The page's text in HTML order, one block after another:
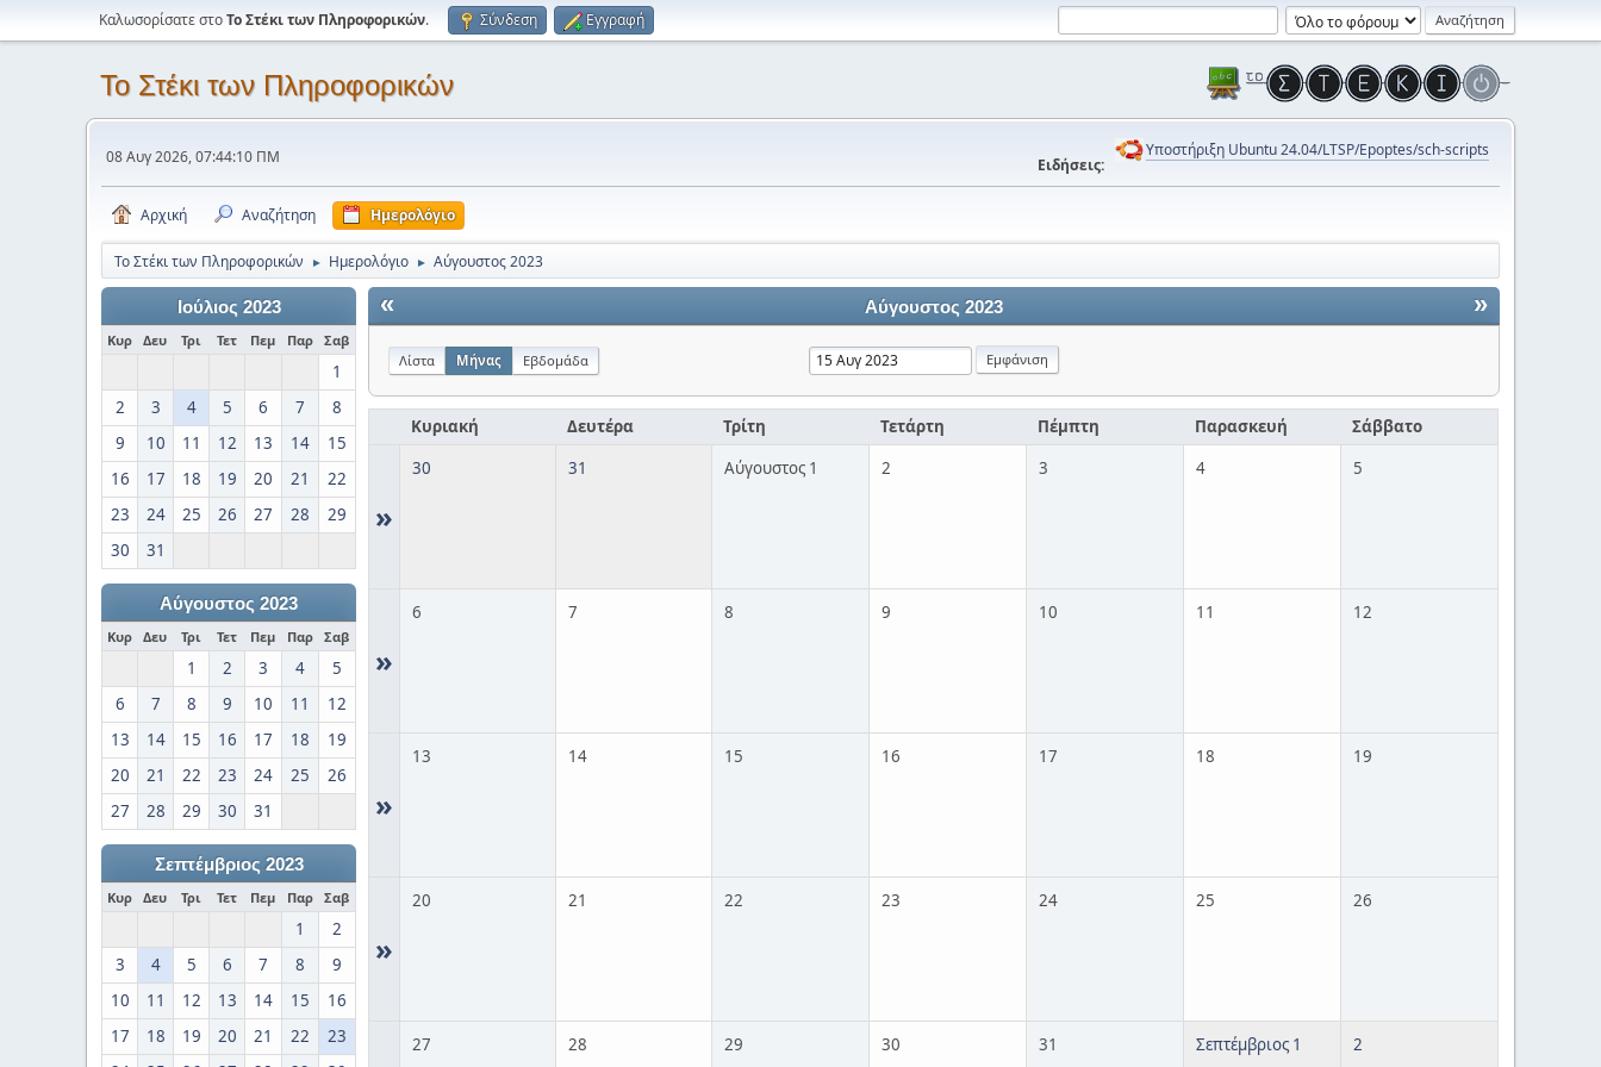
Καλωσορίσατε στοΤο Στέκι των Πληροφορικών. Σύνδεση Εγγραφή
Το Στέκι των Πληροφορικών
08 Αυγ 2026, 07:44:10 ΠΜ Ειδήσεις:
Υποστήριξη Ubuntu 24.04/LTSP/Epoptes/sch-scripts
Αρχική Αναζήτηση Ημερολόγιο
Το Στέκι των Πληροφορικών ► Ημερολόγιο ► Αύγουστος 2023
Ιούλιος 2023
Κυρ Δευ Τρι Τετ Πεμ Παρ Σαβ
1
2
3 4 5 6 7
8
9
10 11 12 13 14
15
16
17 18 19 20 21
22
23
24 25 26 27 28
29
30
31
Αύγουστος 2023
Κυρ Δευ Τρι Τετ Πεμ Παρ Σαβ
1 2 3 4
5
6
7 8 9 10 11
12
13
14 15 16 17 18
19
20
21 22 23 24 25
26
27
28 29 30 31
Σεπτέμβριος 2023
Κυρ Δευ Τρι Τετ Πεμ Παρ Σαβ
1
2
3
4 5 6 7 8
9
10
11 12 13 14 15
16
17
18 19 20 21 22
23
« »
Αύγουστος 2023
Λίστα Μήνας Εβδομάδα
Κυριακή Δευτέρα Τρίτη Τετάρτη Πέμπτη Παρασκευή Σάββατο
»
30 31 Αύγουστος 1 2 3 4 5
»
6 7 8 9 10 11 12
»
13 14 15 16 17 18 19
»
20 21 22 23 24 25 26
27 28 29 30 31 Σεπτέμβριος 1 2